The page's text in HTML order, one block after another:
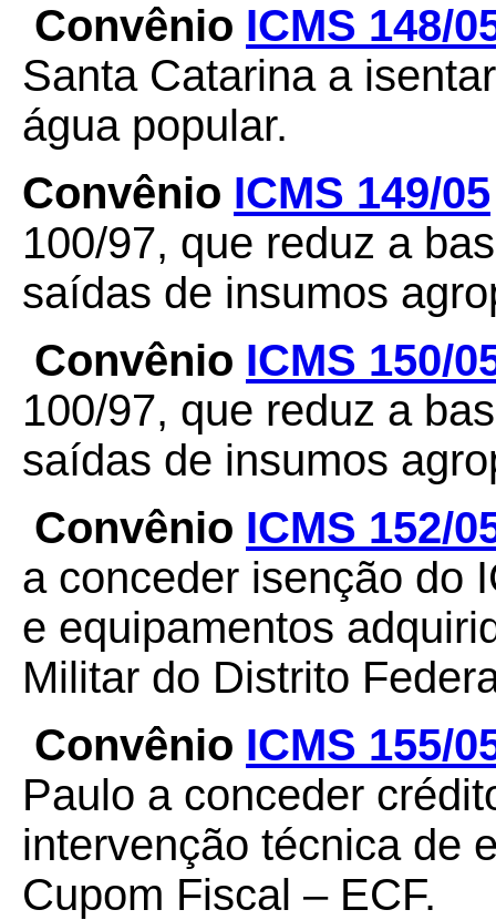
Convênio ICMS 148/
Santa Catarina a
água popular.
Convênio ICMS 149/05
100/97, que reduz a
saídas de insumos
Convênio ICMS 150/
100/97, que reduz a
saídas de insumos
Convênio ICMS 152/
a conceder isenção do
e equipamentos
Militar do Distrito
Convênio ICMS 155/
Paulo a conceder
intervenção técnica de
Cupom Fiscal – ECF.